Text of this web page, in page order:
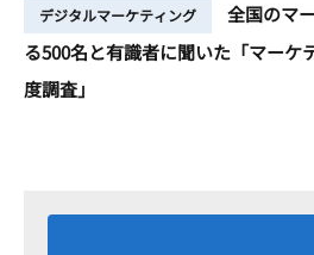
デジタルマーケティング
全国のマ
る500名と有識者に聞いた「マーケ
度調査」